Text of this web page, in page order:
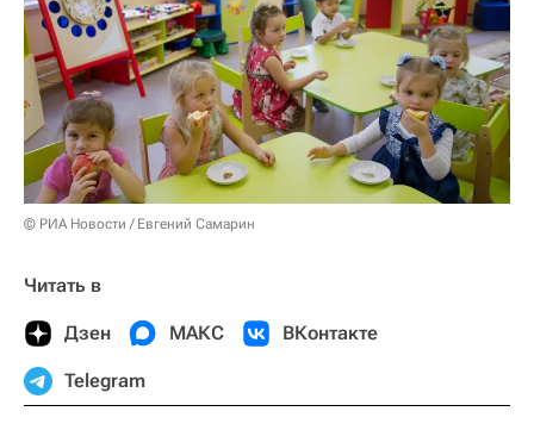
© РИА Новости / Евгений Самарин
Читать в
Дзен МАКС ВКонтакте
Telegram